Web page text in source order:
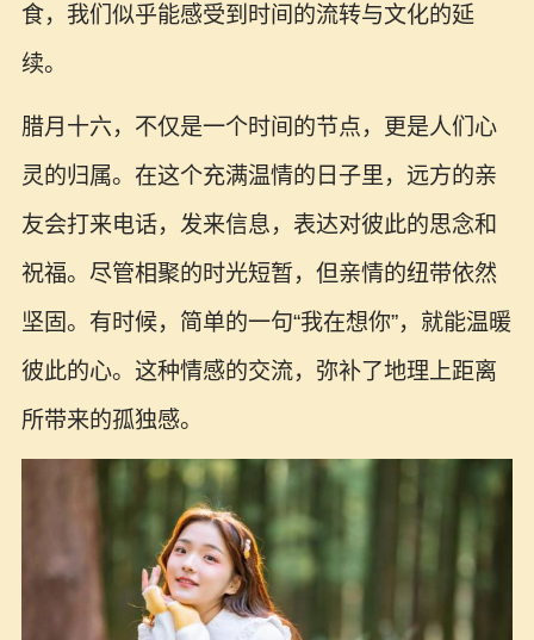
食，我们似乎能感受到时间的流转与文化的延
续。
腊月十六，不仅是一个时间的节点，更是人们心
灵的归属。在这个充满温情的日子里，远方的亲
友会打来电话，发来信息，表达对彼此的思念和
祝福。尽管相聚的时光短暂，但亲情的纽带依然
坚固。有时候，简单的一句“我在想你”，就能温暖
彼此的心。这种情感的交流，弥补了地理上距离
所带来的孤独感。